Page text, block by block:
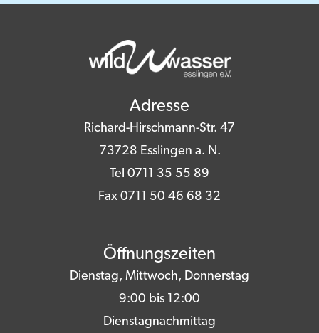
Adresse
Richard-Hirschmann-Str. 47
73728 Esslingen a. N.
Tel 0711 35 55 89
Fax 0711 50 46 68 32
Öffnungszeiten
Dienstag, Mittwoch, Donnerstag
9:00 bis 12:00
Dienstagnachmittag